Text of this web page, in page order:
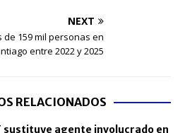
NEXT
de 159 mil personas en
entre 2022 y 2025
RELACIONADOS
sustituye agente involucrado en